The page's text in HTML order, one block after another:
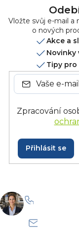
Vložte svůj e-mail a
o nových
Akce a
Novinky
Tipy pro
Zpracování
Přihlásit se